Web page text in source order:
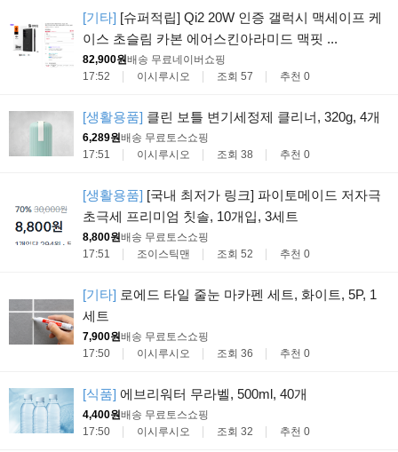
[기타] [슈퍼적립] Qi2 20W 인증 갤럭시 맥세이프 케
이스 초슬림 카본 에어스킨아라미드 맥핏 ...
82,900원배송 무료네이버쇼핑
17:52
이시루시오 조회 57 추천 0
[생활용품] 클린 보틀 변기세정제 클리너, 320g, 4개
6,289원배송 무료토스쇼핑
17:51
이시루시오 조회 38 추천 0
[생활용품] [국내 최저가 링크] 파이토메이드 저자극
초극세 프리미엄 칫솔, 10개입, 3세트
8,800원배송 무료토스쇼핑
17:51
조이스틱맨 조회 52 추천 0
[기타] 로에드 타일 줄눈 마카펜 세트, 화이트, 5P, 1
세트
7,900원배송 무료토스쇼핑
17:50
이시루시오 조회 36 추천 0
[식품] 에브리워터 무라벨, 500ml, 40개
4,400원배송 무료토스쇼핑
17:50
이시루시오 조회 32 추천 0